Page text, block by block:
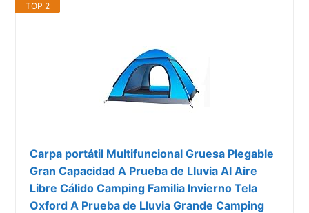
TOP 2
Carpa portátil Multifuncional Gruesa Plegable
Gran Capacidad A Prueba de Lluvia Al Aire
Libre Cálido Camping Familia Invierno Tela
Oxford A Prueba de Lluvia Grande Camping